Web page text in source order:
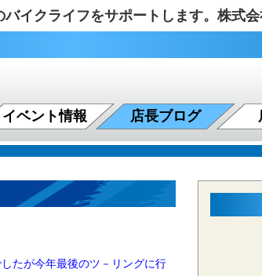
イクライフをサポートします。株式
イベント情報 店長ブログ
たが今年最後のツ－リングに行